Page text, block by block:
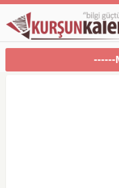
------